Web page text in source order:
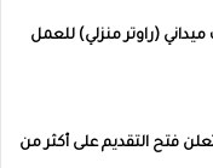
(راوتر منزلي) للعمل
فتح التقديم على أكثر من